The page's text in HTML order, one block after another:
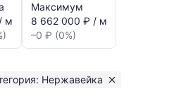
м
Максимум
8 662 000 ₽ / м
–0 ₽ (0%)
Нержавейка